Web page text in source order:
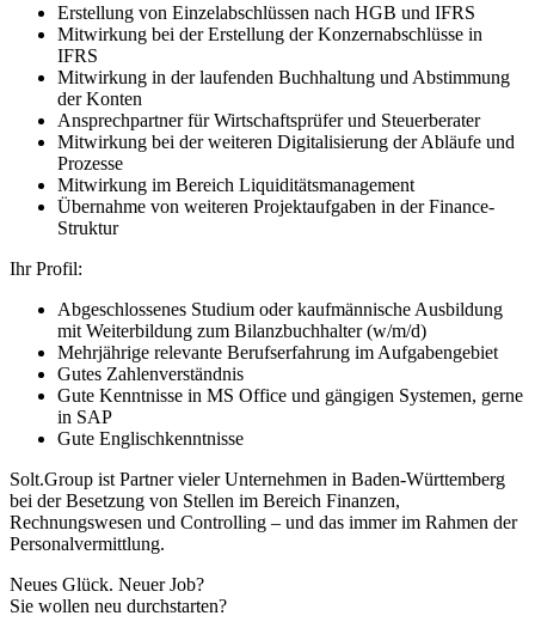
Erstellung von Einzelabschlüssen nach HGB und IFRS
Mitwirkung bei der Erstellung der Konzernabschlüsse in
IFRS
Mitwirkung in der laufenden Buchhaltung und Abstimmung
der Konten
Ansprechpartner für Wirtschaftsprüfer und Steuerberater
Mitwirkung bei der weiteren Digitalisierung der Abläufe und
Prozesse
Mitwirkung im Bereich Liquiditätsmanagement
Übernahme von weiteren Projektaufgaben in der Finance-
Struktur
Ihr Profil:
Abgeschlossenes Studium oder kaufmännische Ausbildung
mit Weiterbildung zum Bilanzbuchhalter (w/m/d)
Mehrjährige relevante Berufserfahrung im Aufgabengebiet
Gutes Zahlenverständnis
Gute Kenntnisse in MS Office und gängigen Systemen, gerne
in SAP
Gute Englischkenntnisse
Solt.Group ist Partner vieler Unternehmen in Baden-Württemberg
bei der Besetzung von Stellen im Bereich Finanzen,
Rechnungswesen und Controlling – und das immer im Rahmen der
Personalvermittlung.
Neues Glück. Neuer Job?
Sie wollen neu durchstarten?